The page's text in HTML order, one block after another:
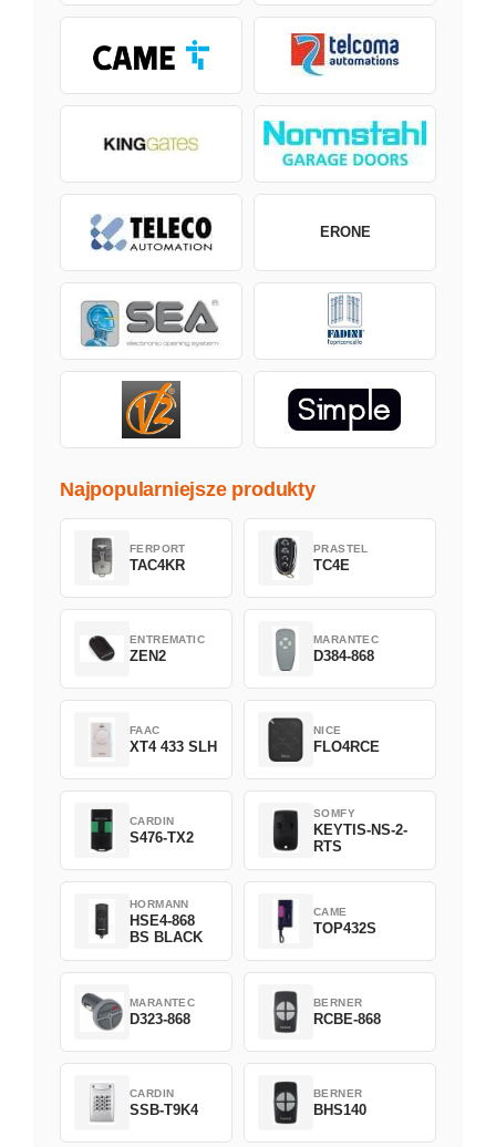
ERONE
Najpopularniejsze produkty
FERPORT
TAC4KR
PRASTEL
TC4E
ENTREMATIC
ZEN2
MARANTEC
D384-868
FAAC
XT4 433 SLH
NICE
FLO4RCE
CARDIN
S476-TX2
SOMFY
KEYTIS-NS-2-
RTS
HORMANN
HSE4-868
BS BLACK
CAME
TOP432S
MARANTEC
D323-868
BERNER
RCBE-868
CARDIN
SSB-T9K4
BERNER
BHS140